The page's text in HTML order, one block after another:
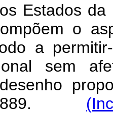
Estados
o
a
sem
1889.